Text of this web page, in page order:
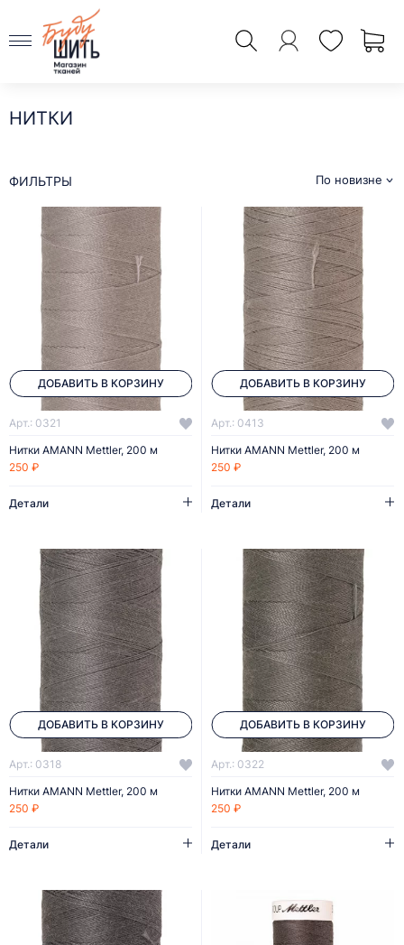
НИТКИ
По новизне
ФИЛЬТРЫ
ДОБАВИТЬ В КОРЗИНУ
Арт.: 0321
Нитки AMANN Mettler, 200 м
250 ₽
Детали
ДОБАВИТЬ В КОРЗИНУ
Арт.: 0413
Нитки AMANN Mettler, 200 м
250 ₽
Детали
ДОБАВИТЬ В КОРЗИНУ
Арт.: 0318
Нитки AMANN Mettler, 200 м
250 ₽
Детали
ДОБАВИТЬ В КОРЗИНУ
Арт.: 0322
Нитки AMANN Mettler, 200 м
250 ₽
Детали